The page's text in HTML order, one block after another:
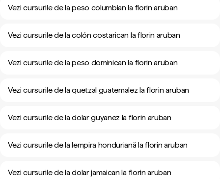
Vezi cursurile de la peso columbian la florin aruban
Vezi cursurile de la colón costarican la florin aruban
Vezi cursurile de la peso dominican la florin aruban
Vezi cursurile de la quetzal guatemalez la florin aruban
Vezi cursurile de la dolar guyanez la florin aruban
Vezi cursurile de la lempira honduriană la florin aruban
Vezi cursurile de la dolar jamaican la florin aruban